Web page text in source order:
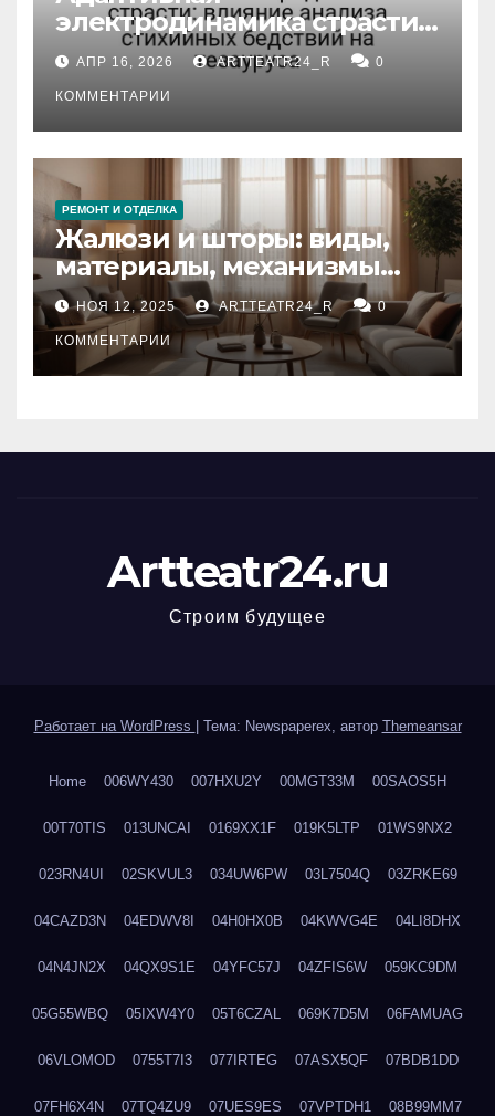
электродинамика страсти:
влияние анализа
стихийных бедствий на
тезауруса
АПР 16, 2026 ARTTEATR24_R 0
КОММЕНТАРИИ
РЕМОНТ И ОТДЕЛКА
Жалюзи и шторы: виды,
материалы, механизмы
управления и уход
НОЯ 12, 2025 ARTTEATR24_R 0
КОММЕНТАРИИ
Artteatr24.ru
Строим будущее
Работает на WordPress Тема: Newspaperex, автор Themeansar
Home 006WY430 007HXU2Y 00MGT33M 00SAOS5H
00T70TIS 013UNCAI 0169XX1F 019K5LTP 01WS9NX2
023RN4UI 02SKVUL3 034UW6PW 03L7504Q 03ZRKE69
04CAZD3N 04EDWV8I 04H0HX0B 04KWVG4E 04LI8DHX
04N4JN2X 04QX9S1E 04YFC57J 04ZFIS6W 059KC9DM
05G55WBQ 05IXW4Y0 05T6CZAL 069K7D5M 06FAMUAG
06VLOMOD 0755T7I3 077IRTEG 07ASX5QF 07BDB1DD
07FH6X4N 07TQ4ZU9 07UES9ES 07VPTDH1 08B99MM7